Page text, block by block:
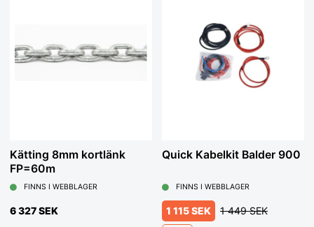
Kätting 8mm kortlänk
FP=60m
FINNS I WEBBLAGER
6 327 SEK
Quick Kabelkit Balder 900
FINNS I WEBBLAGER
1 115 SEK 1 449 SEK